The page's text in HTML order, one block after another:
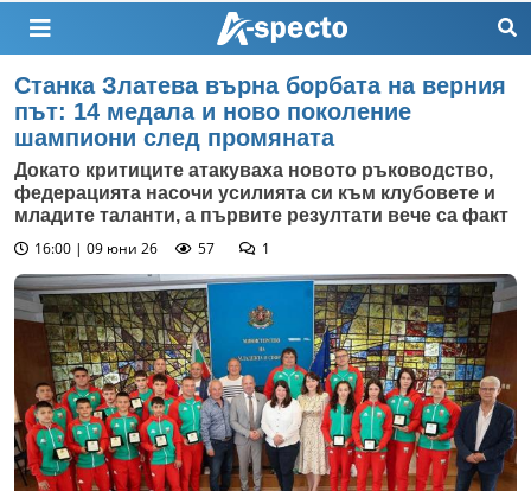
Станка Златева върна борбата на верния
път: 14 медала и ново поколение
шампиони след промяната
Докато критиците атакуваха новото ръководство,
федерацията насочи усилията си към клубовете и
младите таланти, а първите резултати вече са факт
16:00 | 09 юни 26
57 1